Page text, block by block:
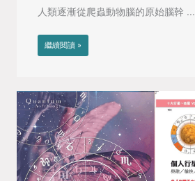
人類逐漸從爬蟲動物腦的原始腦幹 ...
繼續閱讀 »